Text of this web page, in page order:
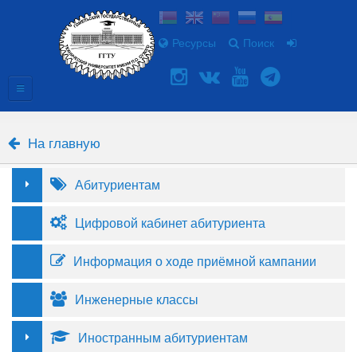
Ресурсы Поиск
На главную
Абитуриентам
Цифровой кабинет абитуриента
Информация о ходе приёмной кампании
Инженерные классы
Иностранным абитуриентам